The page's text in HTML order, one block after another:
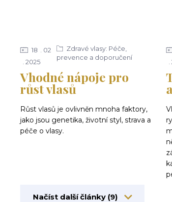
Vhodné nápoje pro
růst vlasů
18
02
2025
Zdravé vlasy: Péče,
prevence a doporučení
Růst vlasů je ovlivněn mnoha faktory,
jako jsou genetika, životní styl, strava a
péče o vlasy.
Načíst další články (9)